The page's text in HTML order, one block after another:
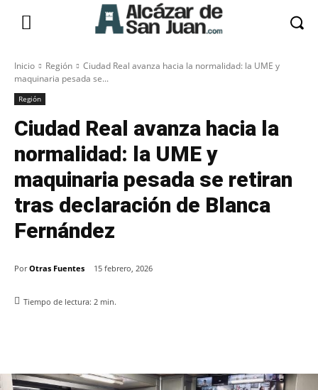
Inicio Región
Ciudad Real avanza hacia la normalidad: la UME y
maquinaria pesada se...
Región
Ciudad Real avanza hacia la
normalidad: la UME y
maquinaria pesada se retiran
tras declaración de Blanca
Fernández
Por Otras Fuentes 15 febrero, 2026
Tiempo de lectura: 2 min.